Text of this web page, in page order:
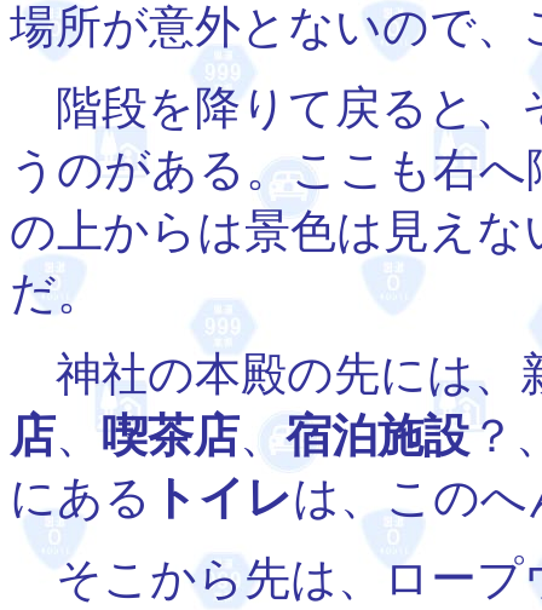
場所が意外とないので、
階段を降りて戻ると、
うのがある。ここも右
の上からは景色は見え
だ。
神社の本殿の先には、
店、喫茶店、宿泊施設？
にある トイレは、この
そこから先は、ロープ